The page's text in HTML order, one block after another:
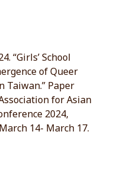
“Girls’ School
of Queer
Taiwan.” Paper
for Asian
2024,
14- March 17.